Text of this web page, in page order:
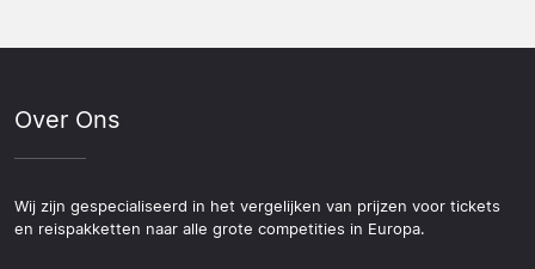
Over Ons
Wij zijn gespecialiseerd in het vergelijken van prijzen voor tickets
en reispakketten naar alle grote competities in Europa.